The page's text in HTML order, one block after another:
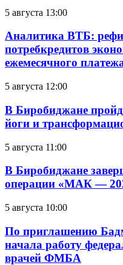
5 августа 13:00
Аналитика ВТБ:
потребкредитов
ежемесячного
5 августа 12:00
В Биробиджане
йоги и
5 августа 11:00
В Биробиджане
операции «МАК —
5 августа 10:00
По приглашению
начала работу
врачей ФМБА